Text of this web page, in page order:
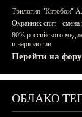
Трилогия "Китобои"
Охранник спит - смена
80% российского
и наркологии.
Перейти на
ОБЛАКО